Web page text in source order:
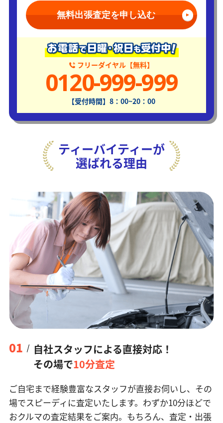
無料出張査定を申し込む
フリーダイヤル【無料】
0120-999-999
【受付時間】8：00~20：00
ティーバイティーが
選ばれる理由
01
自社スタッフによる直接対応！
その場で10分査定
ご自宅まで経験豊富なスタッフが直接お伺いし、その
場でスピーディに査定いたします。 わずか10分ほどで
おクルマの査定結果をご案内。もちろん、査定・出張